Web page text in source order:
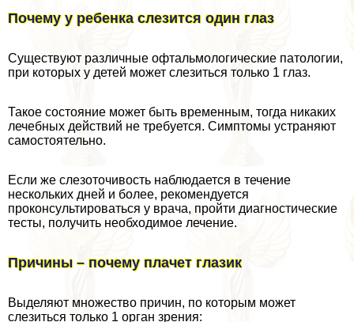
Почему у ребенка слезится один глаз
Существуют различные офтальмологические патологии,
при которых у детей может слезиться только 1 глаз.
Такое состояние может быть временным, тогда никаких
лечебных действий не требуется. Симптомы устраняют
самостоятельно.
Если же слезоточивость наблюдается в течение
нескольких дней и более, рекомендуется
проконсультироваться у врача, пройти диагностические
тесты, получить необходимое лечение.
Причины – почему плачет глазик
Выделяют множество причин, по которым может
слезиться только 1 орган зрения: